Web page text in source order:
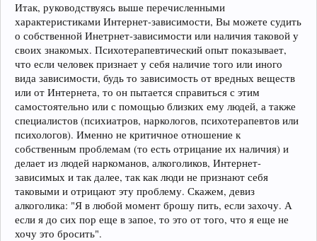
Итак, руководствуясь выше перечисленными
характеристиками Интернет-зависимости, Вы можете судить
о собственной Инетрнет-зависимости или наличия таковой у
своих знакомых. Психотерапевтический опыт показывает,
что если человек признает у себя наличие того или иного
вида зависимости, будь то зависимость от вредных веществ
или от Интернета, то он пытается справиться с этим
самостоятельно или с помощью близких ему людей, а также
специалистов (психиатров, наркологов, психотерапевтов или
психологов). Именно не критичное отношение к
собственным проблемам (то есть отрицание их наличия) и
делает из людей наркоманов, алкоголиков, Интернет-
зависимых и так далее, так как люди не признают себя
таковыми и отрицают эту проблему. Скажем, девиз
алкоголика: "Я в любой момент брошу пить, если захочу. А
если я до сих пор еще в запое, то это от того, что я еще не
хочу это бросить".